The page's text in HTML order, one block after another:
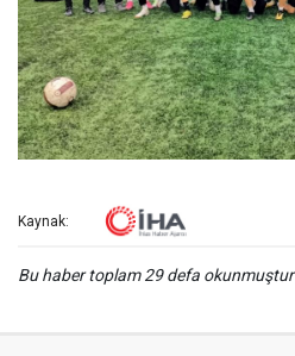
Kaynak:
Bu haber toplam 29 defa okunmuştur